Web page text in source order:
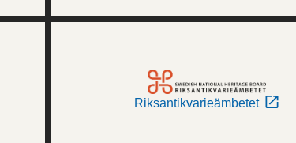
Riksantikvarieämbetet